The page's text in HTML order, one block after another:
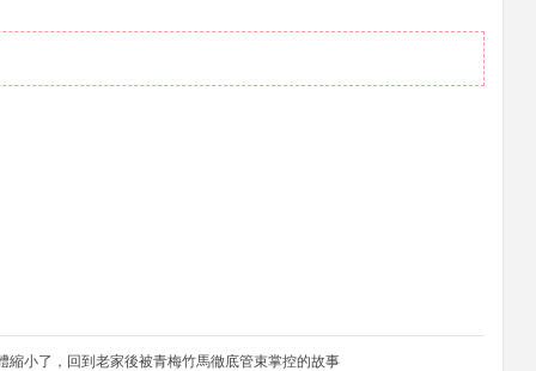
縮小了，回到老家後被青梅竹馬徹底管束掌控的故事